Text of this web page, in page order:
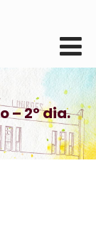
– 2º dia.